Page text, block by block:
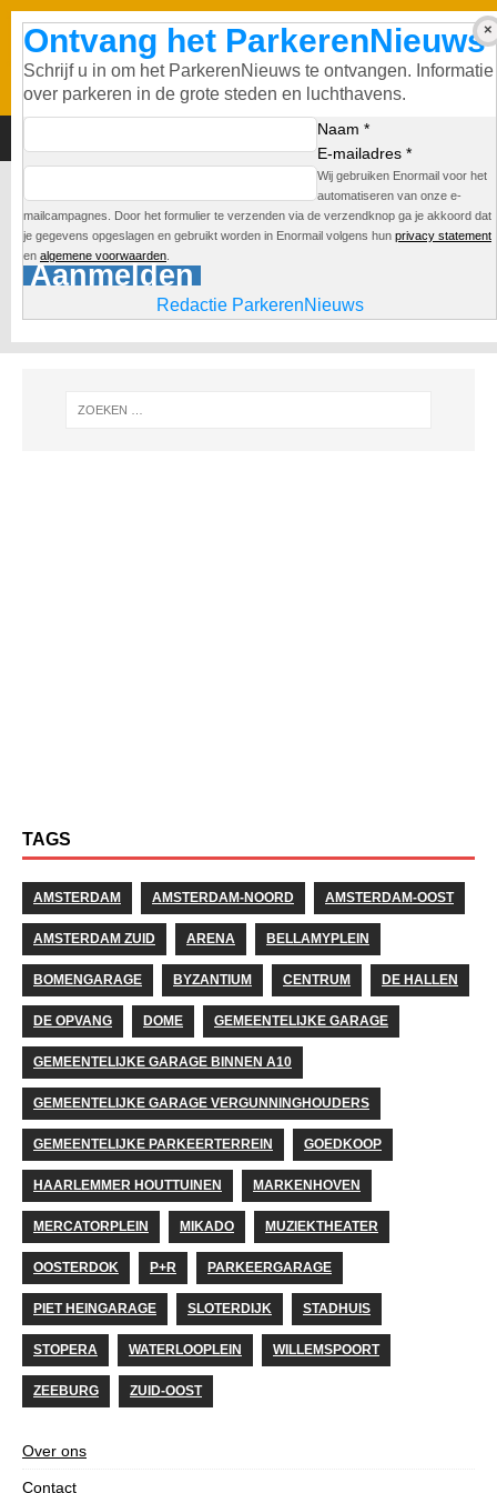
Markenhoven
Parkeergarage Markenhoven
TAGS
AMSTERDAM AMSTERDAM-NOORD AMSTERDAM-OOST
AMSTERDAM ZUID ARENA BELLAMYPLEIN
BOMENGARAGE BYZANTIUM CENTRUM DE HALLEN
DE OPVANG DOME GEMEENTELIJKE GARAGE
GEMEENTELIJKE GARAGE BINNEN A10
GEMEENTELIJKE GARAGE VERGUNNINGHOUDERS
GEMEENTELIJKE PARKEERTERREIN GOEDKOOP
HAARLEMMER HOUTTUINEN MARKENHOVEN
MERCATORPLEIN MIKADO MUZIEKTHEATER
OOSTERDOK P+R PARKEERGARAGE
PIET HEINGARAGE SLOTERDIJK STADHUIS
STOPERA WATERLOOPLEIN WILLEMSPOORT
ZEEBURG ZUID-OOST
Over ons
Contact
Ontvang het ParkerenNieuws
Schrijf u in om het ParkerenNieuws te ontvangen. Informatie
over parkeren in de grote steden en luchthavens.
Naam *
E-mailadres *
Wij gebruiken Enormail voor het
automatiseren van onze e-
mailcampagnes. Door het formulier te verzenden via de verzendknop ga je akkoord dat
je gegevens opgeslagen en gebruikt worden in Enormail volgens hun privacy statement
en algemene voorwaarden
Aanmelden
Redactie ParkerenNieuws